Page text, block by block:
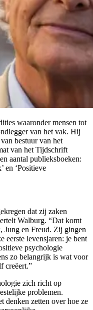
waaronder mensen tot
van het vak. Hij
bestuur van het
van het Tijdschrift
aantal publieksboeken:
en ‘Positieve
dat zij zaken
Walburg. “Dat komt
Jung en Freud. Zij gingen
eerste levensjaren: je bent
psychologie
zo belangrijk is wat voor
creëert.”
zich richt op
problemen.
denken zetten over hoe ze